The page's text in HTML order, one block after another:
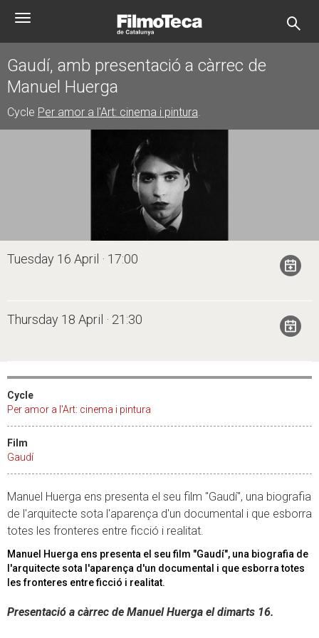
Toggle
Gaudí, amb presentació a càrrec de
Manuel Huerga
Cycle Per amor a l'Art: cinema i pintura.
Tuesday 16 April · 17:00
Thursday 18 April · 21:30
Cycle
Per amor a l'Art: cinema i pintura
Film
Gaudí
Manuel Huerga ens presenta el seu film "Gaudí", una biografia
de l'arquitecte sota l'aparença d'un documental i que esborra
totes les fronteres entre ficció i realitat.
Manuel Huerga ens presenta el seu film "Gaudí", una biografia de
l'arquitecte sota l'aparença d'un documental i que esborra totes
les fronteres entre ficció i realitat.
Presentació a càrrec de Manuel Huerga el dimarts 16.